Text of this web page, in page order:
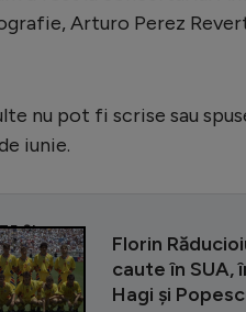
Arturo Perez
nu pot fi scrise sau
iunie.
ȘI
Florin
caute în SUA,
Hagi și